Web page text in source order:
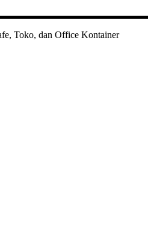
Toko, dan Office Kontainer